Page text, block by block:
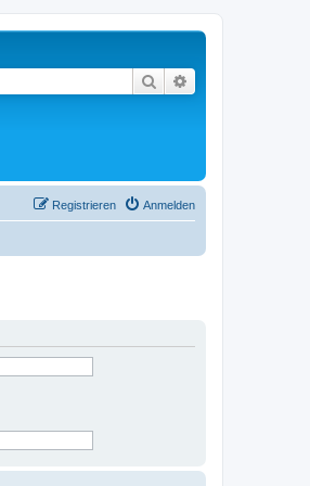
Suche
Anmelden
Registrieren